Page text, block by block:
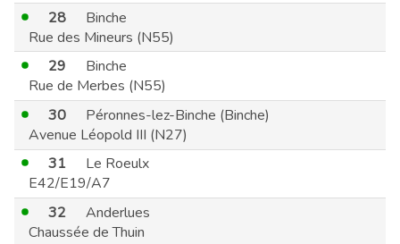
28
Binche
Rue des Mineurs (N55)
29
Binche
Rue de Merbes (N55)
30
Péronnes-lez-Binche (Binche)
Avenue Léopold III (N27)
31
Le Roeulx
E42/E19/A7
32
Anderlues
Chaussée de Thuin